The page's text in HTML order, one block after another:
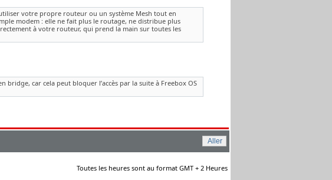
votre propre routeur ou un système Mesh tout en
modem : elle ne fait plus le routage, ne distribue plus
à votre routeur, qui prend la main sur toutes les
bridge, car cela peut bloquer l’accès par la suite à Freebox OS
Toutes les heures sont au format GMT + 2 Heures